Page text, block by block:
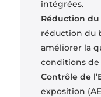
intégrées.
Réduction du
réduction du
améliorer la
conditions de
Contrôle de
exposition